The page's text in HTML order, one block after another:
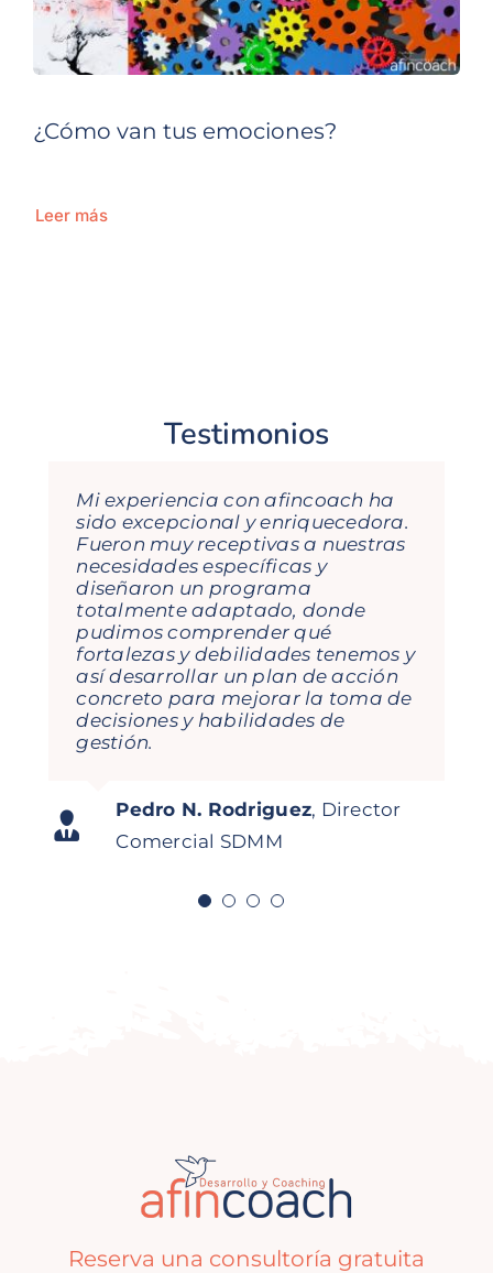
¿Cómo van tus emociones?
Leer más
Testimonios
Mi experiencia con afincoach ha
sido excepcional y enriquecedora.
Fueron muy receptivas a nuestras
necesidades específicas y
diseñaron un programa
totalmente adaptado, donde
pudimos comprender qué
fortalezas y debilidades tenemos y
así desarrollar un plan de acción
concreto para mejorar la toma de
decisiones y habilidades de
gestión.
Pedro N. Rodriguez, Director
Comercial SDMM
Asistente a curso Digitalidoso
Director Iberia Mitsubishi
Logisnext
María, Gema e Isabel son
fantásticas! De cada formación
que he recibido con ellas te llevas
aprendizajes, porque el
dinamismo con lo que enfocan
cada tema lo hace todo muy
visual, sencillo y te hace pensar… y
esto ayuda a nivel profesional y
personal. Seguiremos contando
con ellas en mi empresa!
Abonados Real Club de Golf La
Herrería
Reserva una consultoría gratuita